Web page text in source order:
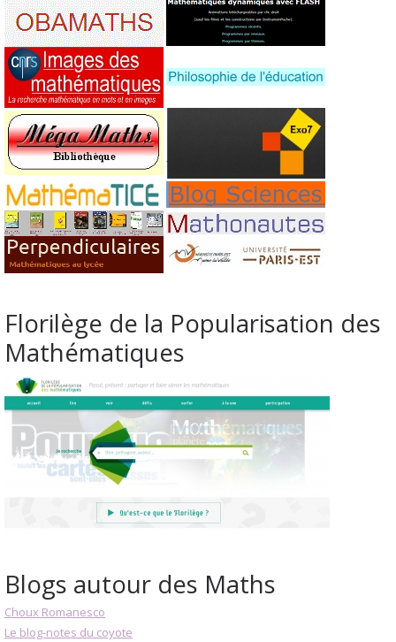
Florilège de la Popularisation des
Mathématiques
Blogs autour des Maths
Choux Romanesco
Le blog-notes du coyote